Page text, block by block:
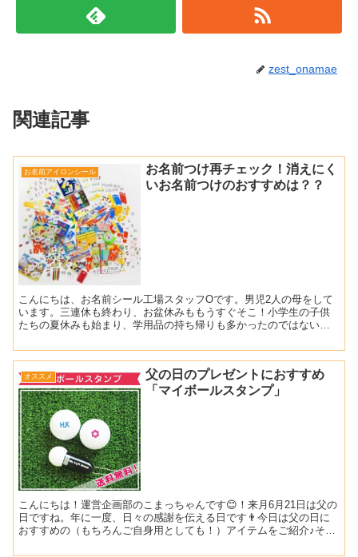
zest_onamae
関連記事
お名前アイロンシール
お名前つけ再チェック！消えにく
いお名前つけのおすすめは？？
こんにちは、お名前シール工場スタッフOです。男児2人の母をして
います。三連休も終わり、お盆休みももうすぐそこ！小学生の子供
たちの夏休みも始まり、学用品の持ち帰りも多かったのではないで
オススメ
父の日のプレゼントにおすすめ
「マイボールスタンプ」
こんにちは！運営企画部のこまっちゃんです😊！来月6月21日は父の
日ですね。年に一度、日々の感謝を伝える日です👨今日は父の日に
おすすめの（もちろんご自身用としても！）アイテムをご紹介♪それ